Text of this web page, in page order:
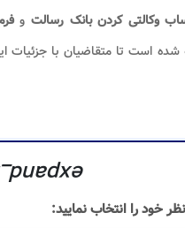
وکالتی کردن بانک رسالت و
شده است تا متقاضیان با جزئیات
خود را انتخاب نمایید: